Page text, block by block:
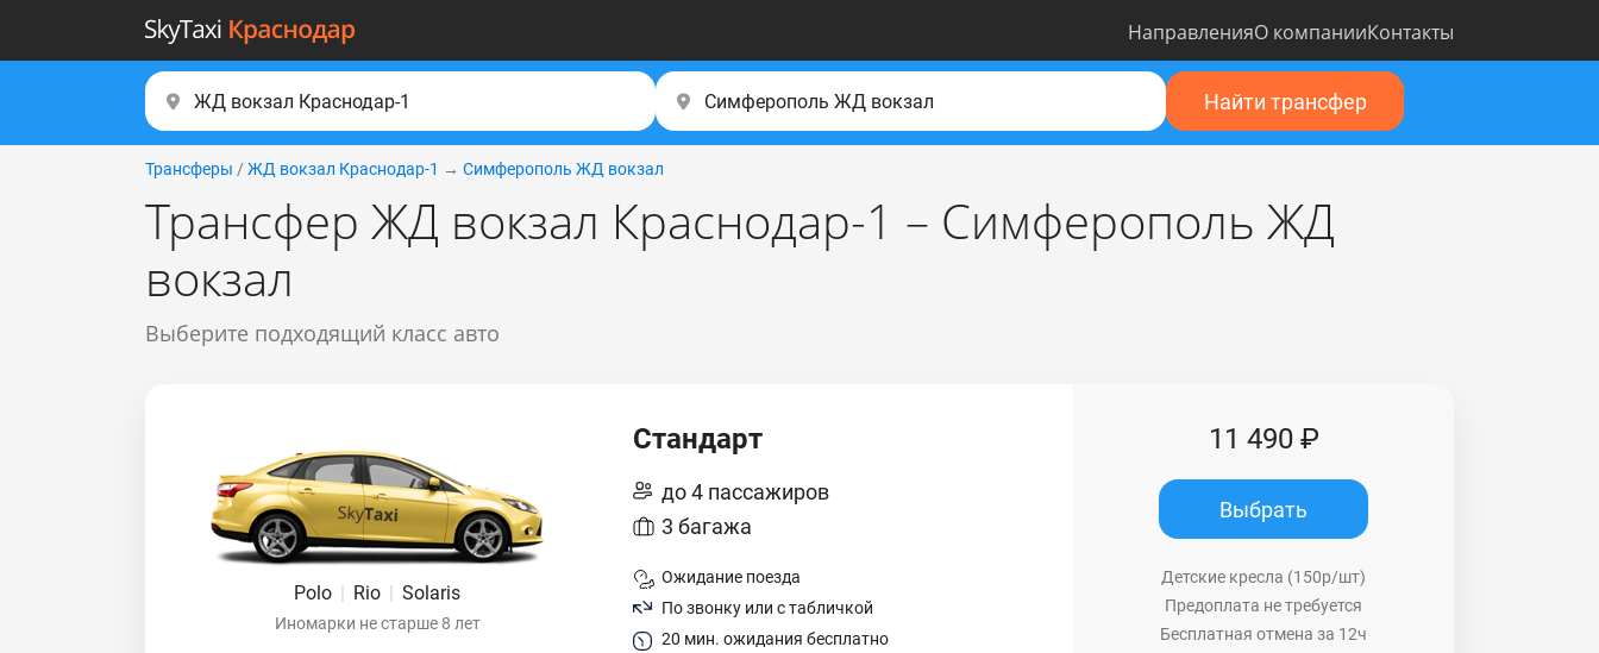
НаправленияО компанииКонтакты
Найти трансфер
Трансферы / ЖД вокзал Краснодар-1 → Симферополь ЖД вокзал
Трансфер ЖД вокзал Краснодар-1 – Симферополь ЖД
вокзал
Выберите подходящий класс авто
Polo | Rio | Solaris
Иномарки не старше 8 лет
Стандарт
до 4 пассажиров
3 багажа
Ожидание поезда
По звонку или с табличкой
20 мин. ожидания бесплатно
11 490 ₽
Выбрать
Детские кресла (150р/шт)
Предоплата не требуется
Бесплатная отмена за 12ч